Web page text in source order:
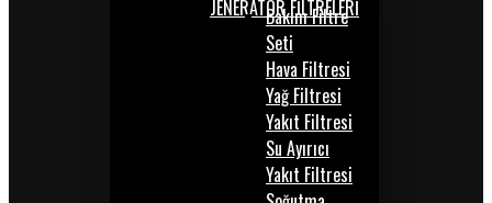
JENERATÖR FİLTRELERİ
Bakım Filtre
Seti
Hava Filtresi
Yağ Filtresi
Yakıt Filtresi
Su Ayırıcı
Yakıt Filtresi